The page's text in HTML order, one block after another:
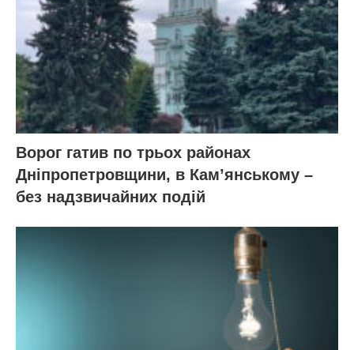
Ворог гатив по трьох районах
Дніпропетровщини, в Кам’янському –
без надзвичайних подій